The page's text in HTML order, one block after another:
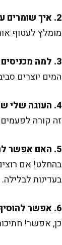
2. איך שומרים על העוגה כדי שלא תתייבש?
מומלץ לעטוף
3. למה מכניסים תבנית עם מים לתנור?
המים יוצרים
4. העוגה שלי שקעה אחרי האפייה, מה אפשר לעשות?
זה קורה
5. האם אפשר להפוך את העוגה ליותר אוורירית?
בהחלט! אם
בעדינות לבלילה.
6. אפשר להוסיף פרי לעוגה?
כן, אפשר!